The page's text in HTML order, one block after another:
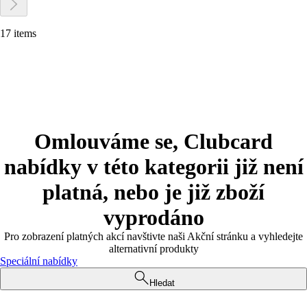
17 items
Omlouváme se, Clubcard
nabídky v této kategorii již není
platná, nebo je již zboží
vyprodáno
Pro zobrazení platných akcí navštivte naši Akční stránku a vyhledejte
alternativní produkty
Speciální nabídky
Hledat